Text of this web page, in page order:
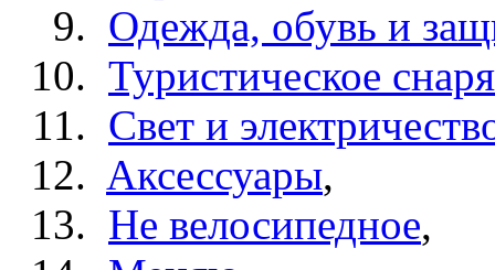
Одежда, обувь и
Туристическое
Свет и
Aксессуары,
Не велосипедное,